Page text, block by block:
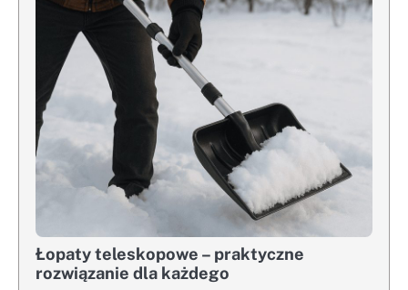
Łopaty teleskopowe – praktyczne
rozwiązanie dla każdego